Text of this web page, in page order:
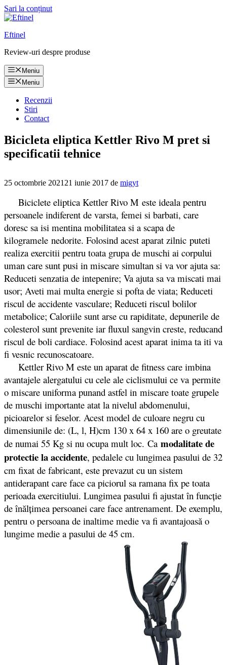
Sari la conținut
Eftinel
Review-uri despre produse
Meniu
Meniu
Recenzii
Stiri
Contact
Bicicleta eliptica Kettler Rivo M pret si
specificatii tehnice
25 octombrie 202121 iunie 2017 de migyt
Biciclete eliptica Kettler Rivo M este ideala pentru
persoanele indiferent de varsta, femei si barbati, care
doresc sa isi mentina mobilitatea si a scapa de
kilogramele nedorite. Folosind acest aparat zilnic puteti
realiza exercitii pentru toata grupa de muschi ai corpului
uman care sunt pusi in miscare simultan si va vor ajuta sa:
Reduceti senzatia de intepenire; Va ajuta sa va miscati mai
usor; Aveti mai multa energie si pofta de viata; Reduceti
riscul de accidente vasculare; Reduceti riscul bolilor
metabolice; Caloriile sunt arse cu rapiditate, depunerile de
colesterol sunt prevenite iar fluxul sangvin creste, reducand
riscul de boli cardiace. Folosind acest aparat inima ta iti va
fi vesnic recunoscatoare.
Kettler Rivo M este un aparat de fitness care imbina
avantajele alergatului cu cele ale ciclismului ce va permite
o miscare uniforma punand astfel in miscare toate grupele
de muschi importante atat la nivelul abdomenului,
picioarelor si feselor. Acest model de culoare negru cu
dimensiunile de: (L, l, H)cm 130 x 64 x 160 are o greutate
de numai 55 Kg si nu ocupa mult loc. Ca modalitate de
protectie la accidente, pedalele cu lungimea pasului de 32
cm fixat de fabricant, este prevazut cu un sistem
antiderapant care face ca piciorul sa ramana fix pe toata
perioada exercitiului. Lungimea pasului fi ajustat în funcție
de înălțimea persoanei care face antrenament. De exemplu,
pentru o persoana de inaltime medie va fi avantajoasă o
lungime medie a pasului de 45 cm.